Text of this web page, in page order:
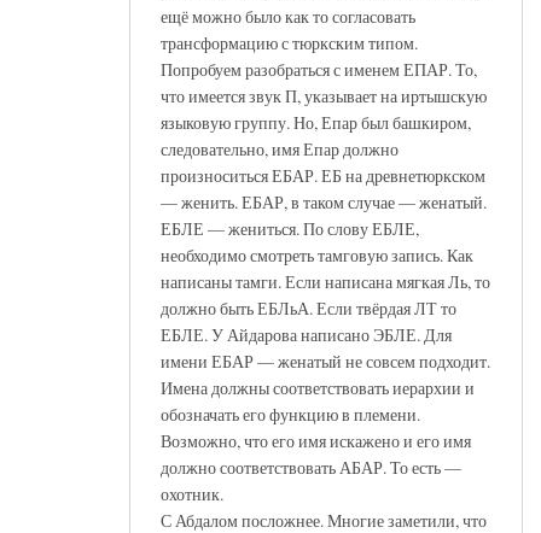
ещё можно было как то согласовать
трансформацию с тюркским типом.
Попробуем разобраться с именем ЕПАР. То,
что имеется звук П, указывает на иртышскую
языковую группу. Но, Епар был башкиром,
следовательно, имя Епар должно
произноситься ЕБАР. ЕБ на древнетюркском
— женить. ЕБАР, в таком случае — женатый.
ЕБЛЕ — жениться. По слову ЕБЛЕ,
необходимо смотреть тамговую запись. Как
написаны тамги. Если написана мягкая Ль, то
должно быть ЕБЛьА. Если твёрдая ЛТ то
ЕБЛЕ. У Айдарова написано ЭБЛЕ. Для
имени ЕБАР — женатый не совсем подходит.
Имена должны соответствовать иерархии и
обозначать его функцию в племени.
Возможно, что его имя искажено и его имя
должно соответствовать АБАР. То есть —
охотник.
С Абдалом посложнее. Многие заметили, что